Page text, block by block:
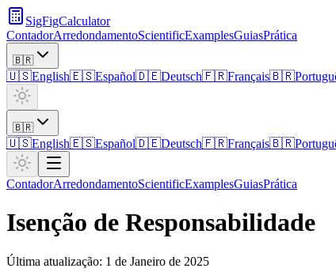
SigFigCalculator
ContadorArredondamentoScientificExamplesGuiasPrática
🇧🇷
🇺🇸English🇪🇸Español🇩🇪Deutsch🇫🇷Français🇧🇷
🇧🇷
🇺🇸English🇪🇸Español🇩🇪Deutsch🇫🇷Français🇧🇷
ContadorArredondamentoScientificExamplesGuiasPrática
Isenção de Responsabilidade
Última atualização: 1 de Janeiro de 2025